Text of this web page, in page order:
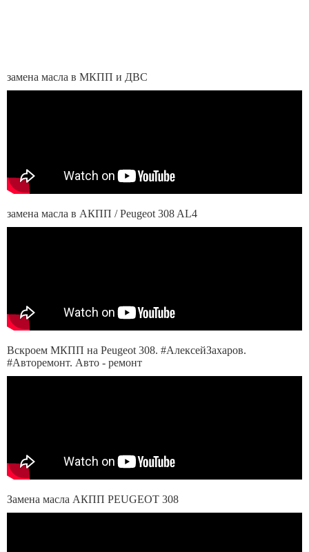
замена масла в МКПП и ДВС
замена масла в АКПП / Peugeot 308 AL4
Вскроем МКПП на Peugeot 308. #АлексейЗахаров.
#Авторемонт. Авто - ремонт
Замена масла АКПП PEUGEOT 308